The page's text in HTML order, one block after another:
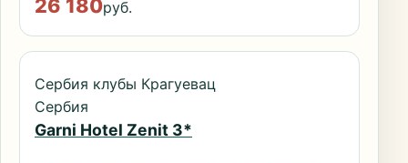
26 180руб.
Сербия клубы Крагуевац
Сербия
Garni Hotel Zenit 3*